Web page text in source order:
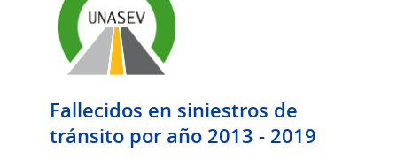
Fallecidos en siniestros de
tránsito por año 2013 - 2019